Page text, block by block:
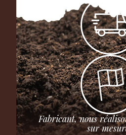
Fabricant, nous
sur